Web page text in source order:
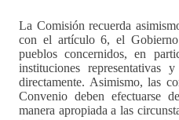
La Comisión recuerda
con el artículo 6, el
pueblos concernidos, en
instituciones
directamente. Asimismo, las
Convenio deben efectuarse
manera apropiada a las